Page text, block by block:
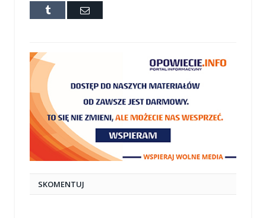
Tumblr
E-
SKOMENTUJ